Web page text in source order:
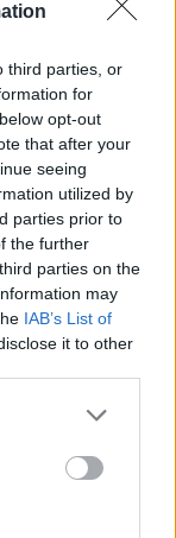
third parties, or
for
opt-out
that after your
seeing
utilized by
parties prior to
the further
parties on the
may
IAB’s List of
it to other
more Google
may click to
party tags to
below Google
Ωρωπού.
Αντώνη
πρώτες
πως
νοσοκομείο
για να
εξετάσεις.
άμεσα ο